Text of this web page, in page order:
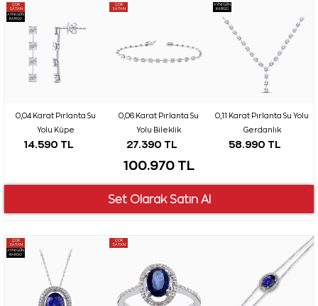
ÇOK
SATAN
AYNI GÜN
KARGO
0,04 Karat Pırlanta Su
Yolu Küpe
14.590 TL
ÇOK
SATAN
0,06 Karat Pırlanta Su
Yolu Bileklik
27.390 TL
AYNI GÜN
KARGO
0,11 Karat Pırlanta Su Yolu
Gerdanlık
58.990 TL
100.970 TL
ÇOK
SATAN
AYNI GÜN
KARGO
ÇOK
SATAN